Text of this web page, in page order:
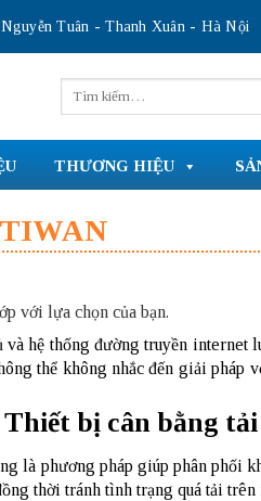
Tuân - Thanh Xuân - Hà Nội
kiếm:
THƯƠNG HIỆU
với lựa chọn của bạn.
và hệ thống đường truyền
thể không nhắc đến giải pháp
bị cân bằng
là phương pháp giúp phân phối
thời tránh tình trạng quá tải